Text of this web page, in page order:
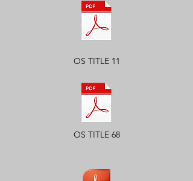
OS TITLE 11
OS TITLE 68